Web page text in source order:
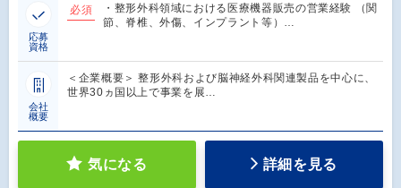
応募
資格
必須
・整形外科領域における医療機器販売の営業経験 （関
節、脊椎、外傷、インプラント等）…
会社
概要
＜企業概要＞ 整形外科および脳神経外科関連製品を中心に、
世界30ヵ国以上で事業を展…
気になる 詳細を見る